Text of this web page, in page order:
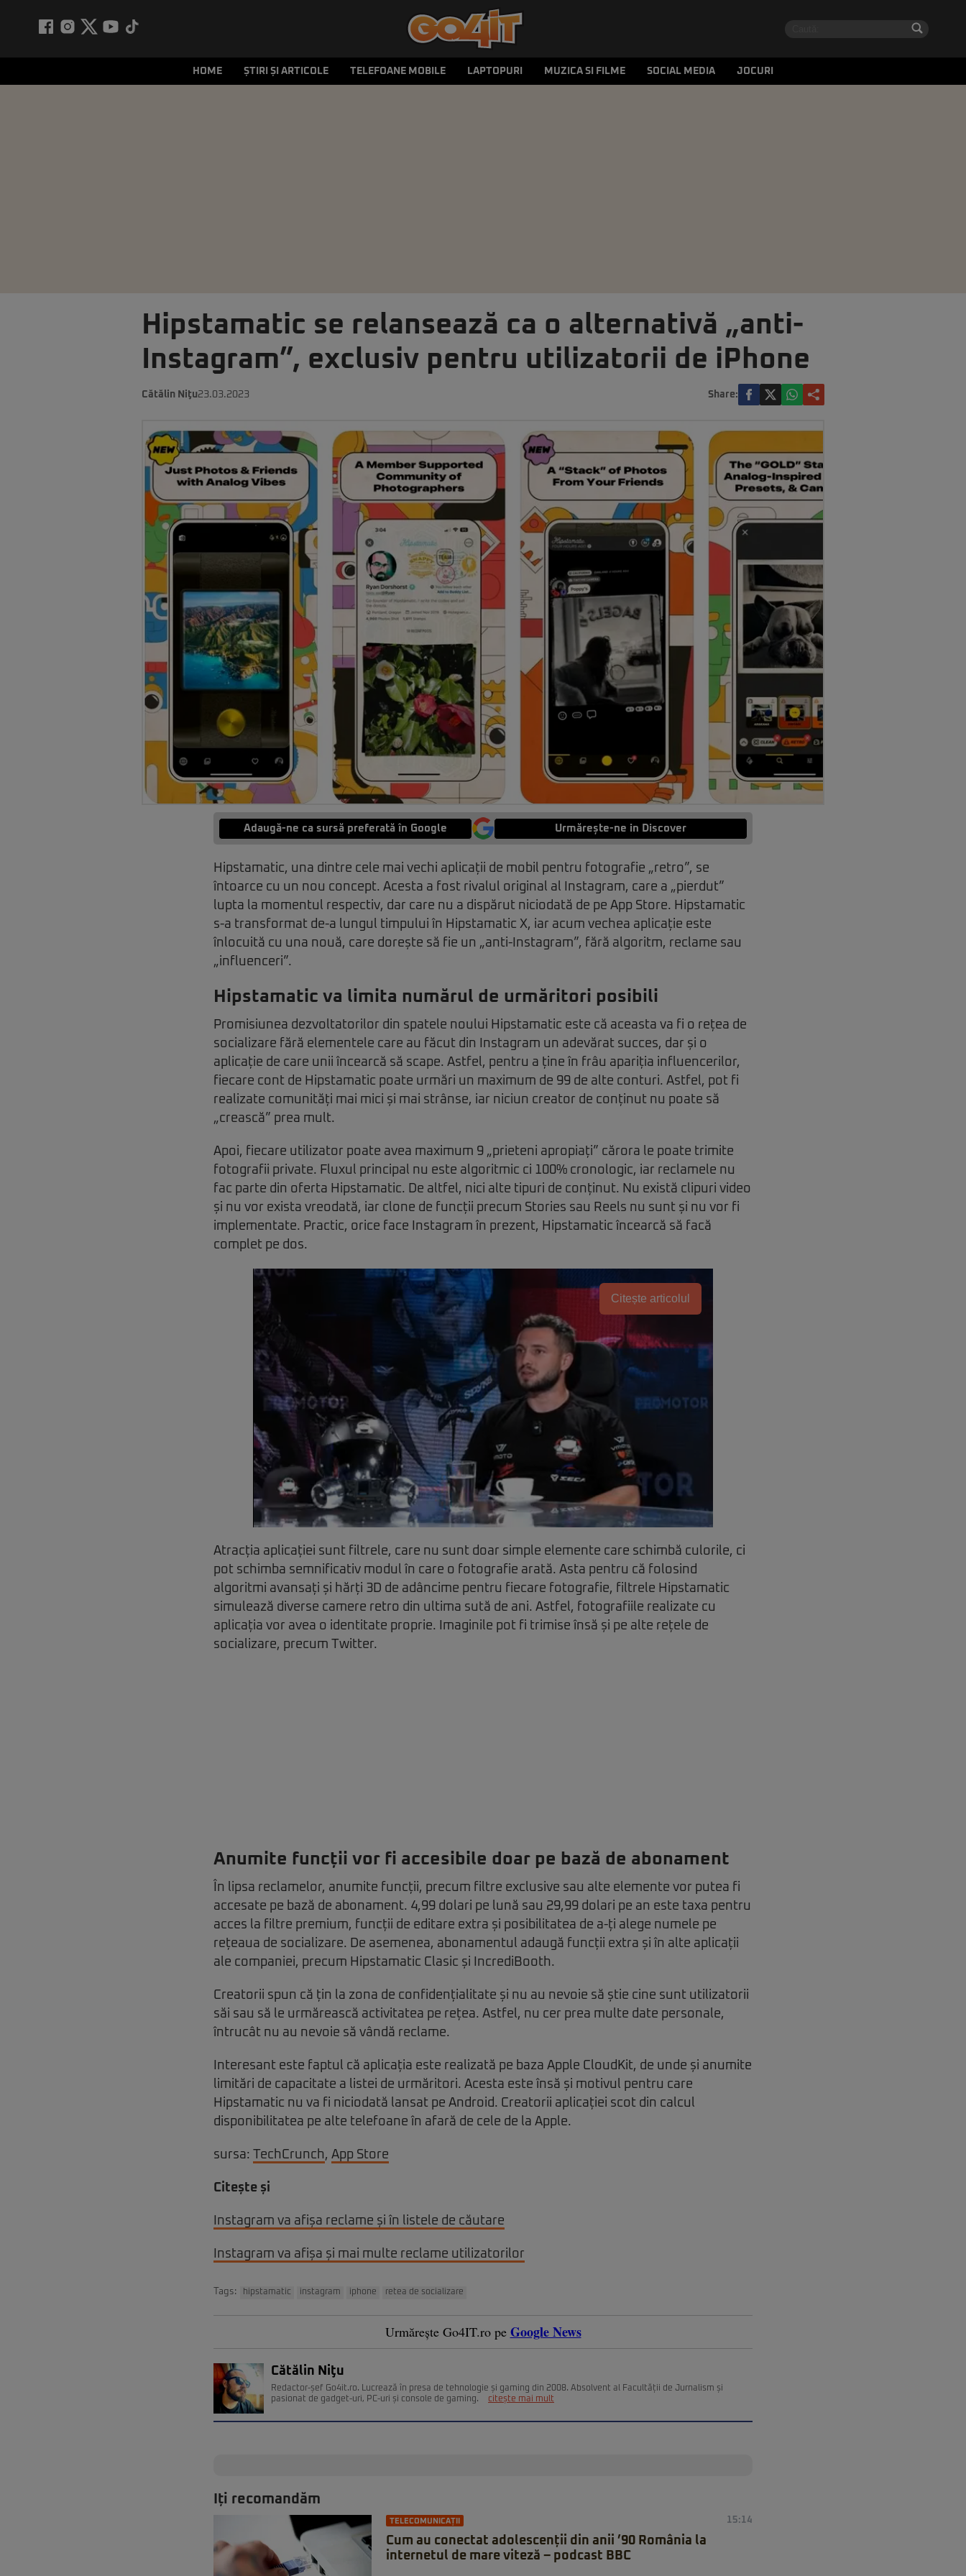
HOME ȘTIRI ȘI ARTICOLE TELEFOANE MOBILE LAPTOPURI MUZICA SI FILME SOCIAL MEDIA JOCURI
Hipstamatic se relansează ca o alternativă „anti-
Instagram”, exclusiv pentru utilizatorii de iPhone
Cătălin Niţu23.03.2023 Share:
Adaugă-ne ca sursă preferată în Google Urmărește-ne in Discover
Hipstamatic, una dintre cele mai vechi aplicații de mobil pentru fotografie „retro”, se
întoarce cu un nou concept. Acesta a fost rivalul original al Instagram, care a „pierdut”
lupta la momentul respectiv, dar care nu a dispărut niciodată de pe App Store. Hipstamatic
s-a transformat de-a lungul timpului în Hipstamatic X, iar acum vechea aplicație este
înlocuită cu una nouă, care dorește să fie un „anti-Instagram”, fără algoritm, reclame sau
„influenceri”.
Hipstamatic va limita numărul de urmăritori posibili
Promisiunea dezvoltatorilor din spatele noului Hipstamatic este că aceasta va fi o rețea de
socializare fără elementele care au făcut din Instagram un adevărat succes, dar și o
aplicație de care unii încearcă să scape. Astfel, pentru a ține în frâu apariția influencerilor,
fiecare cont de Hipstamatic poate urmări un maximum de 99 de alte conturi. Astfel, pot fi
realizate comunități mai mici și mai strânse, iar niciun creator de conținut nu poate să
„crească” prea mult.
Apoi, fiecare utilizator poate avea maximum 9 „prieteni apropiați” cărora le poate trimite
fotografii private. Fluxul principal nu este algoritmic ci 100% cronologic, iar reclamele nu
fac parte din oferta Hipstamatic. De altfel, nici alte tipuri de conținut. Nu există clipuri video
și nu vor exista vreodată, iar clone de funcții precum Stories sau Reels nu sunt și nu vor fi
implementate. Practic, orice face Instagram în prezent, Hipstamatic încearcă să facă
complet pe dos.
Citește articolul
Atracția aplicației sunt filtrele, care nu sunt doar simple elemente care schimbă culorile, ci
pot schimba semnificativ modul în care o fotografie arată. Asta pentru că folosind
algoritmi avansați și hărți 3D de adâncime pentru fiecare fotografie, filtrele Hipstamatic
simulează diverse camere retro din ultima sută de ani. Astfel, fotografiile realizate cu
aplicația vor avea o identitate proprie. Imaginile pot fi trimise însă și pe alte rețele de
socializare, precum Twitter.
Anumite funcții vor fi accesibile doar pe bază de abonament
În lipsa reclamelor, anumite funcții, precum filtre exclusive sau alte elemente vor putea fi
accesate pe bază de abonament. 4,99 dolari pe lună sau 29,99 dolari pe an este taxa pentru
acces la filtre premium, funcții de editare extra și posibilitatea de a-ți alege numele pe
rețeaua de socializare. De asemenea, abonamentul adaugă funcții extra și în alte aplicații
ale companiei, precum Hipstamatic Clasic și IncrediBooth.
Creatorii spun că țin la zona de confidențialitate și nu au nevoie să știe cine sunt utilizatorii
săi sau să le urmărească activitatea pe rețea. Astfel, nu cer prea multe date personale,
întrucât nu au nevoie să vândă reclame.
Interesant este faptul că aplicația este realizată pe baza Apple CloudKit, de unde și anumite
limitări de capacitate a listei de urmăritori. Acesta este însă și motivul pentru care
Hipstamatic nu va fi niciodată lansat pe Android. Creatorii aplicației scot din calcul
disponibilitatea pe alte telefoane în afară de cele de la Apple.
sursa: TechCrunch, App Store
Citește și
Instagram va afișa reclame și în listele de căutare
Instagram va afișa și mai multe reclame utilizatorilor
Tags: hipstamatic instagram iphone retea de socializare
Urmărește Go4IT.ro pe Google News
Cătălin Niţu
Redactor-șef Go4it.ro. Lucrează în presa de tehnologie și gaming din 2008. Absolvent al Facultății de Jurnalism și
pasionat de gadget-uri, PC-uri și console de gaming.
citește mai mult
Iți recomandăm
TELECOMUNICAȚII 15:14
Cum au conectat adolescenții din anii ’90 România la
internetul de mare viteză – podcast BBC